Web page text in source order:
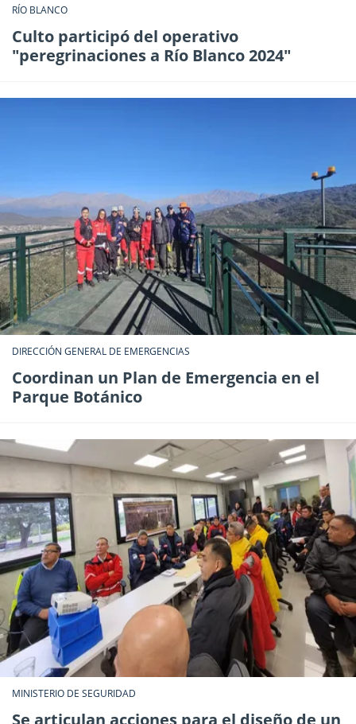
RÍO BLANCO
Culto participó del operativo
"peregrinaciones a Río Blanco 2024"
DIRECCIÓN GENERAL DE EMERGENCIAS
Coordinan un Plan de Emergencia en el
Parque Botánico
MINISTERIO DE SEGURIDAD
Se articulan acciones para el diseño de un